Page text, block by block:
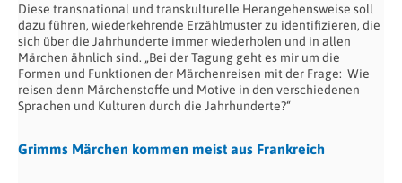
Diese transnational und transkulturelle Herangehensweise soll
dazu führen, wiederkehrende Erzählmuster zu identifizieren, die
sich über die Jahrhunderte immer wiederholen und in allen
Märchen ähnlich sind. „Bei der Tagung geht es mir um die
Formen und Funktionen der Märchenreisen mit der Frage: Wie
reisen denn Märchenstoffe und Motive in den verschiedenen
Sprachen und Kulturen durch die Jahrhunderte?“
Grimms Märchen kommen meist aus Frankreich